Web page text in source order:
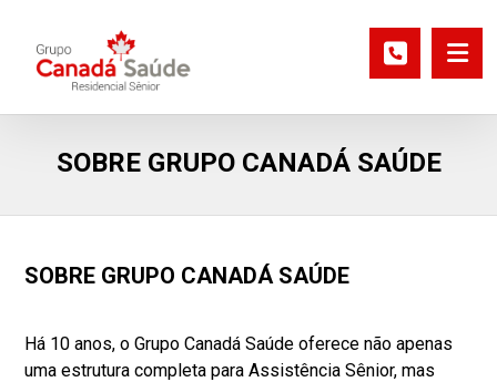
SOBRE GRUPO CANADÁ SAÚDE
SOBRE GRUPO CANADÁ SAÚDE
Há 10 anos, o Grupo Canadá Saúde oferece não apenas
uma estrutura completa para Assistência Sênior, mas